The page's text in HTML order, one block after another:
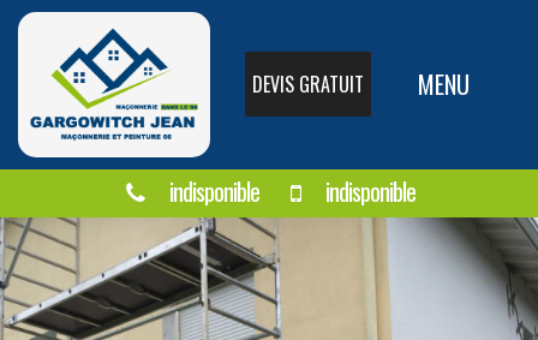
DEVIS GRATUIT MENU
indisponible indisponible